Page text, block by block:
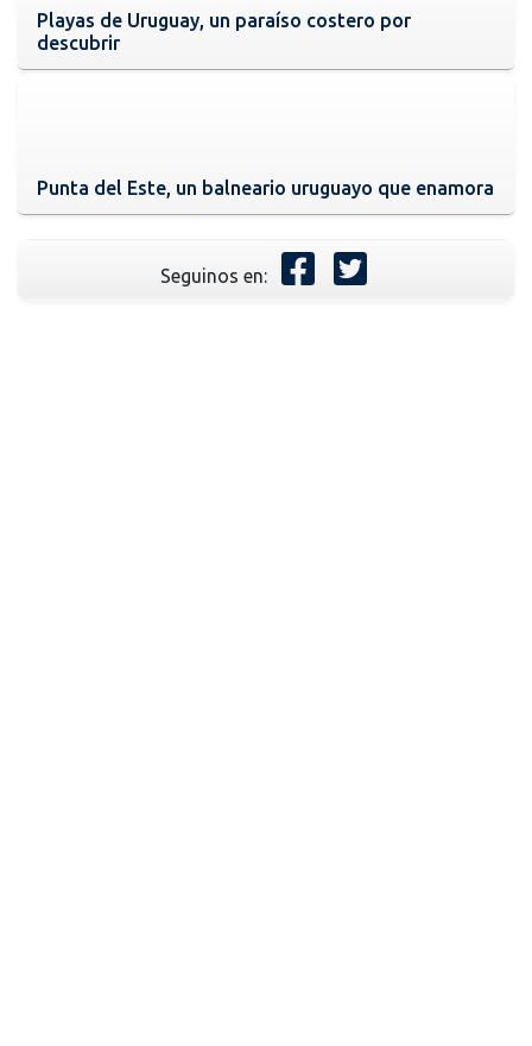
Playas de Uruguay, un paraíso costero por
descubrir
Punta del Este, un balneario uruguayo que enamora
Seguinos en: